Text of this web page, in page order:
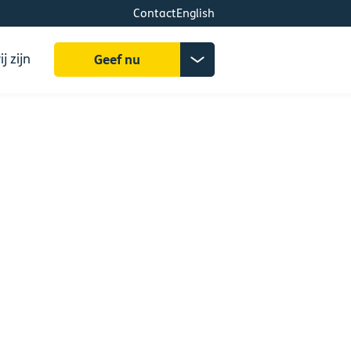
ContactEnglish
zijn Geef nu
Donatiemenu
uitklappen